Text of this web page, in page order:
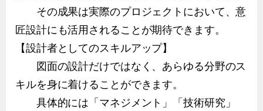
その成果は実際のプロジェクトにおいて、意
匠設計にも活用されることが期待できます。
【設計者としてのスキルアップ】
図面の設計だけではなく、あらゆる分野のス
キルを身に着けることができます。
具体的には「マネジメント」「技術研究」